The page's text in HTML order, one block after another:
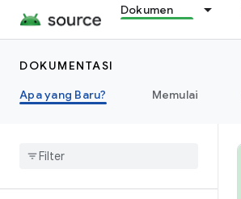
Dokumen
DOKUMENTASI
Apa yang Baru?
Memulai